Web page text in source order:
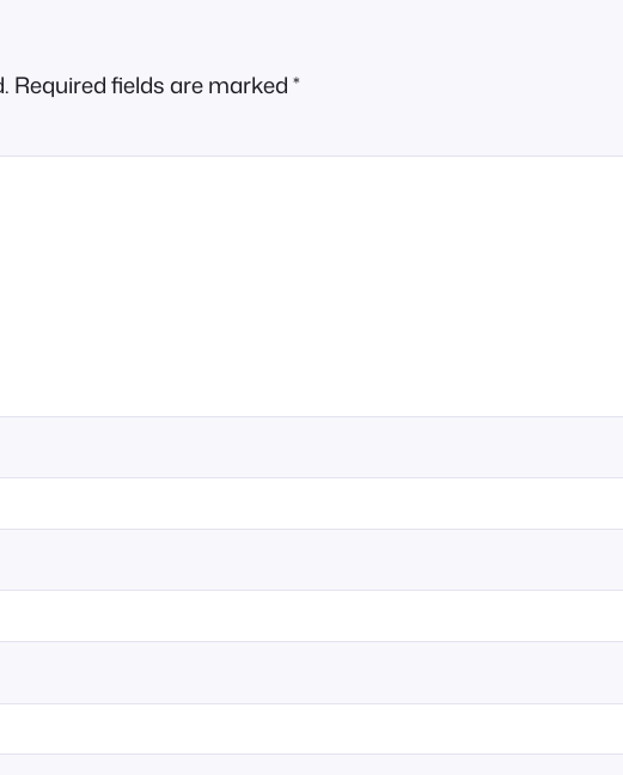
Required fields are marked*